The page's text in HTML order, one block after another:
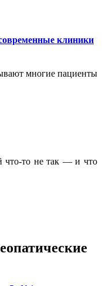
клиники
многие пациенты
что-то не так — и что